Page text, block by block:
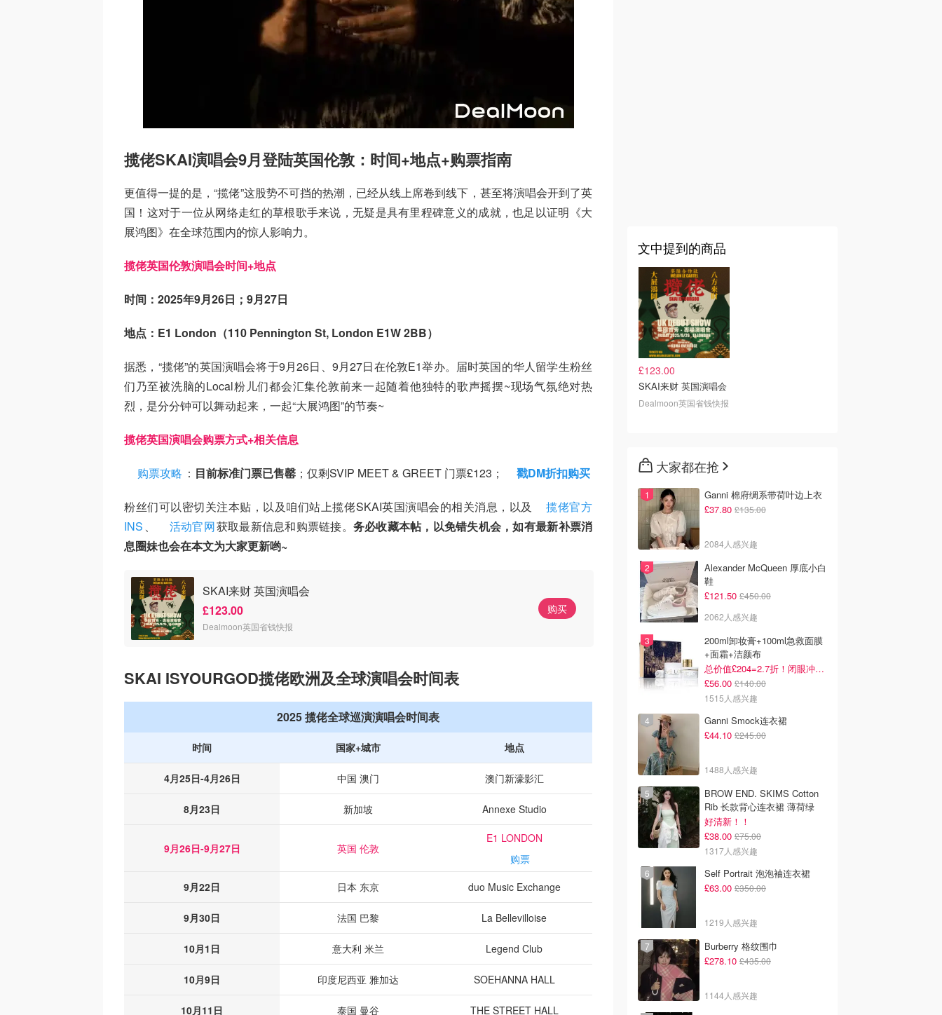
揽佬SKAI演唱会9月登陆英国伦敦：时间+地点+购票指南
更值得一提的是，“揽佬”这股势不可挡的热潮，已经从线上席卷到线下，甚至将演唱会开到了英
国！这对于一位从网络走红的草根歌手来说，无疑是具有里程碑意义的成就，也足以证明《大
展鸿图》在全球范围内的惊人影响力。
揽佬英国伦敦演唱会时间+地点
时间：2025年9月26日；9月27日
地点：E1 London（110 Pennington St, London E1W 2BB）
据悉，“揽佬”的英国演唱会将于9月26日、9月27日在伦敦E1举办。届时英国的华人留学生粉丝
们乃至被洗脑的Local粉儿们都会汇集伦敦前来一起随着他独特的歌声摇摆~现场气氛绝对热
烈，是分分钟可以舞动起来，一起“大展鸿图”的节奏~
揽佬英国演唱会购票方式+相关信息
购票攻略 ： 目前标准门票已售罄 ；仅剩SVIP MEET & GREET 门票£123； 戳DM折扣购买
粉丝们可以密切关注本贴，以及咱们站上揽佬SKAI英国演唱会的相关消息，以及
揽佬官方
INS 、 活动官网获取最新信息和购票链接。 务必收藏本帖，以免错失机会，如有最新补票消
息圈妹也会在本文为大家更新哟~
SKAI来财 英国演唱会
£123.00
Dealmoon英国省钱快报
购买
SKAI ISYOURGOD揽佬欧洲及全球演唱会时间表
2025 揽佬全球巡演演唱会时间表
时间 国家+城市 地点
4月25日-4月26日 中国 澳门 澳门新濠影汇
8月23日 新加坡 Annexe Studio
9月26日-9月27日 英国 伦敦
E1 LONDON
购票
9月22日
日本 东京 duo Music Exchange
9月30日 法国 巴黎 La Bellevilloise
10月1日 意大利 米兰 Legend Club
10月9日 印度尼西亚 雅加达 SOEHANNA HALL
10月11日 泰国 曼谷 THE STREET HALL
文中提到的商品
£123.00
SKAI来财 英国演唱会
Dealmoon英国省钱快报
大家都在抢
Ganni 棉府绸系带荷叶边上衣
£37.80 £135.00
2084人感兴趣
Alexander McQueen 厚底小白
鞋
£121.50 £450.00
2062人感兴趣
200ml卸妆膏+100ml急救面膜
+面霜+洁颜布
总价值£204=2.7折！闭眼冲这套！
£56.00 £140.00
1515人感兴趣
Ganni Smock连衣裙
£44.10 £245.00
1488人感兴趣
BROW END. SKIMS Cotton
Rib 长款背心连衣裙 薄荷绿
好清新！！
£38.00 £75.00
1317人感兴趣
Self Portrait 泡泡袖连衣裙
£63.00 £350.00
1219人感兴趣
Burberry 格纹围巾
£278.10 £435.00
1144人感兴趣